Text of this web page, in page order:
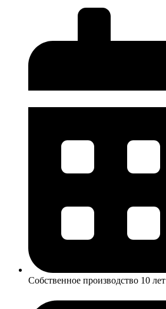
Собственное производство 10 лет